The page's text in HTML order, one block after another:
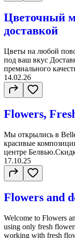
Цветочный
доставкой
Цветы на любой
под ваш вкус
премиального
14.02.26
Flowers,
Мы открылись в
красивые
центре
17.10.25
Flowers and
Welcome to Flowers
using only fresh
working with fresh